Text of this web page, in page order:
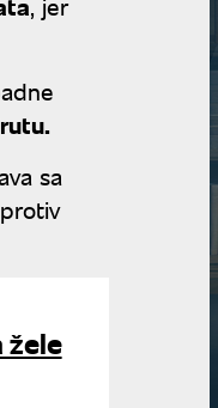
sa
žele